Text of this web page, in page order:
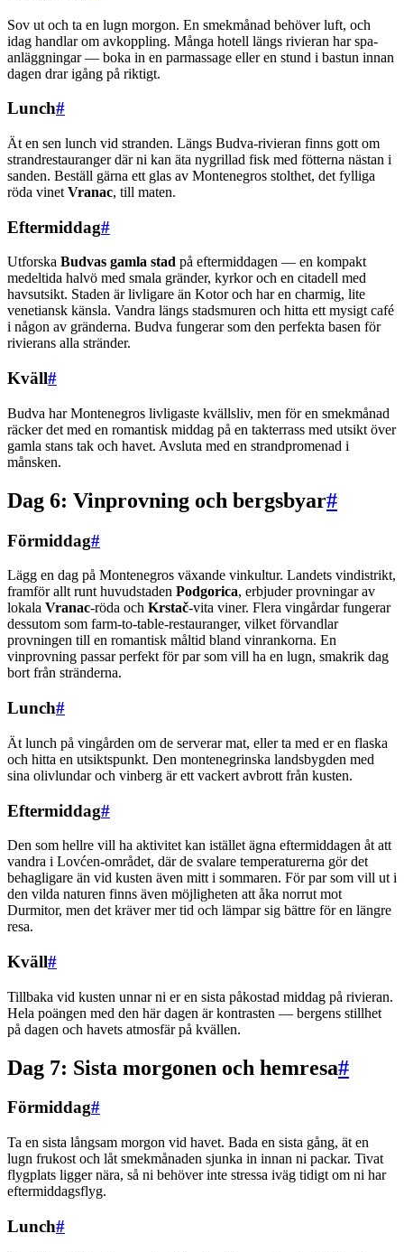
Sov ut och ta en lugn morgon. En smekmånad behöver luft, och
idag handlar om avkoppling. Många hotell längs rivieran har spa-
anläggningar — boka in en parmassage eller en stund i bastun innan
dagen drar igång på riktigt.
Lunch#
Ät en sen lunch vid stranden. Längs Budva-rivieran finns gott om
strandrestauranger där ni kan äta nygrillad fisk med fötterna nästan i
sanden. Beställ gärna ett glas av Montenegros stolthet, det fylliga
röda vinet Vranac, till maten.
Eftermiddag#
Utforska Budvas gamla stad på eftermiddagen — en kompakt
medeltida halvö med smala gränder, kyrkor och en citadell med
havsutsikt. Staden är livligare än Kotor och har en charmig, lite
venetiansk känsla. Vandra längs stadsmuren och hitta ett mysigt café
i någon av gränderna. Budva fungerar som den perfekta basen för
rivierans alla stränder.
Kväll#
Budva har Montenegros livligaste kvällsliv, men för en smekmånad
räcker det med en romantisk middag på en takterrass med utsikt över
gamla stans tak och havet. Avsluta med en strandpromenad i
månsken.
Dag 6: Vinprovning och bergsbyar#
Förmiddag#
Lägg en dag på Montenegros växande vinkultur. Landets vindistrikt,
framför allt runt huvudstaden Podgorica, erbjuder provningar av
lokala Vranac-röda och Krstač-vita viner. Flera vingårdar fungerar
dessutom som farm-to-table-restauranger, vilket förvandlar
provningen till en romantisk måltid bland vinrankorna. En
vinprovning passar perfekt för par som vill ha en lugn, smakrik dag
bort från stränderna.
Lunch#
Ät lunch på vingården om de serverar mat, eller ta med er en flaska
och hitta en utsiktspunkt. Den montenegrinska landsbygden med
sina olivlundar och vinberg är ett vackert avbrott från kusten.
Eftermiddag#
Den som hellre vill ha aktivitet kan istället ägna eftermiddagen åt att
vandra i Lovćen-området, där de svalare temperaturerna gör det
behagligare än vid kusten även mitt i sommaren. För par som vill ut i
den vilda naturen finns även möjligheten att åka norrut mot
Durmitor, men det kräver mer tid och lämpar sig bättre för en längre
resa.
Kväll#
Tillbaka vid kusten unnar ni er en sista påkostad middag på rivieran.
Hela poängen med den här dagen är kontrasten — bergens stillhet
på dagen och havets atmosfär på kvällen.
Dag 7: Sista morgonen och hemresa#
Förmiddag#
Ta en sista långsam morgon vid havet. Bada en sista gång, ät en
lugn frukost och låt smekmånaden sjunka in innan ni packar. Tivat
flygplats ligger nära, så ni behöver inte stressa iväg tidigt om ni har
eftermiddagsflyg.
Lunch#